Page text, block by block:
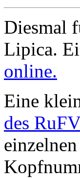
Diesmal
Lipica.
online.
Eine
des